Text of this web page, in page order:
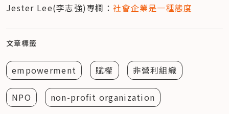
Jester Lee(李志強)專欄：社會企業是一種態度
文章標籤
empowerment 賦權 非營利組織
NPO non-profit organization